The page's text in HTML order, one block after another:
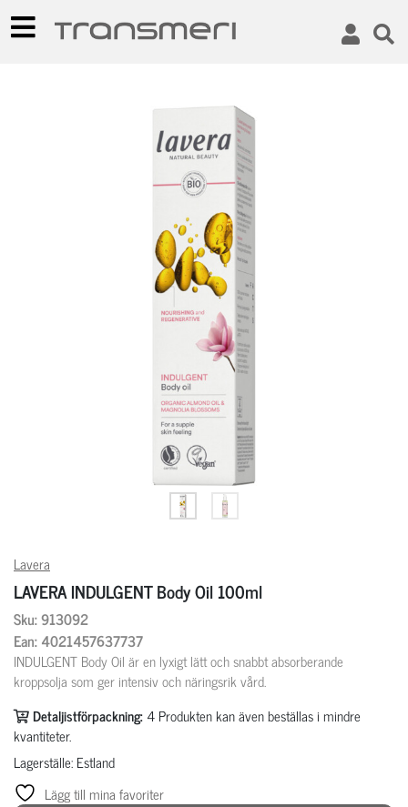
Lavera
LAVERA INDULGENT Body Oil 100ml
Sku: 913092
Ean: 4021457637737
INDULGENT Body Oil är en lyxigt lätt och snabbt absorberande
kroppsolja som ger intensiv och näringsrik vård.
Detaljistförpackning: 4 Produkten kan även beställas i mindre
kvantiteter.
Lagerställe: Estland
Lägg till mina favoriter